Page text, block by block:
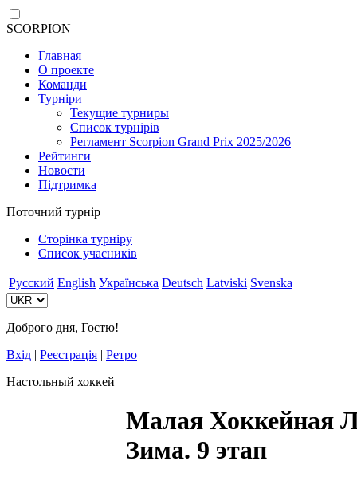
SCORPION
Главная
О проекте
Команди
Турніри
Текущие турниры
Список турнірів
Регламент Scorpion Grand Prix 2025/2026
Рейтинги
Новости
Підтримка
Поточний турнір
Сторінка турніру
Список учасників
Русский English Українська Deutsch Latviski Svenska
Доброго дня, Гостю!
Вхід | Реєстрація | Ретро
Настольный хоккей
Малая Хоккейная
Зима. 9 этап